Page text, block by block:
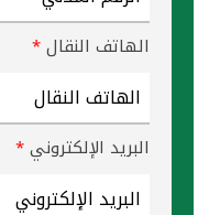
خدمات ما بعد البيع
اتصل بنا
الهاتف النقال*
البريد الإلكتروني*